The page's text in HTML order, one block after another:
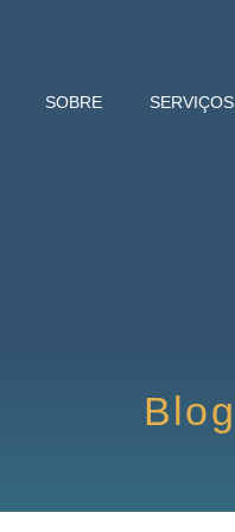
SOBRE SERVIÇOS
Blog